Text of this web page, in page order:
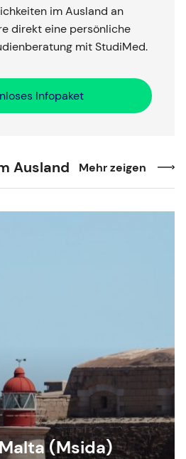
im Ausland an
direkt eine persönliche
mit StudiMed.
Infopaket
Ausland Mehr zeigen
(Msida)